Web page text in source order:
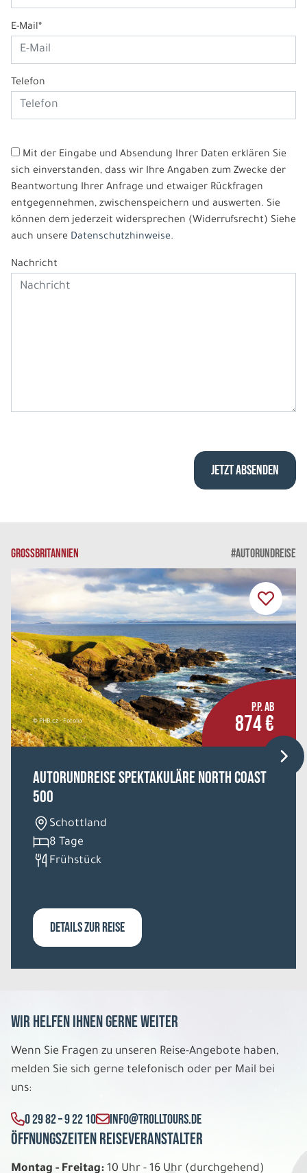
E-Mail*
Telefon
Mit der Eingabe und Absendung Ihrer Daten erklären Sie
sich einverstanden, dass wir Ihre Angaben zum Zwecke der
Beantwortung Ihrer Anfrage und etwaiger Rückfragen
entgegennehmen, zwischenspeichern und auswerten. Sie
können dem jederzeit widersprechen (Widerrufsrecht) Siehe
auch unsere Datenschutzhinweise.
Nachricht
GROSSBRITANNIEN #AUTORUNDREISE
© PHB.cz - Fotolia
P.P. AB
874 €
Autorundreise Spektakuläre North Coast
500
Schottland
8 Tage
Frühstück
DETAILS ZUR REISE
Wir helfen Ihnen gerne weiter
Wenn Sie Fragen zu unseren Reise-Angebote haben,
melden Sie sich gerne telefonisch oder per Mail bei
uns:
0 29 82 – 9 22 10 INFO@TROLLTOURS.DE
Öffnungszeiten Reiseveranstalter
Montag - Freitag: 10 Uhr - 16 Uhr (durchgehend)